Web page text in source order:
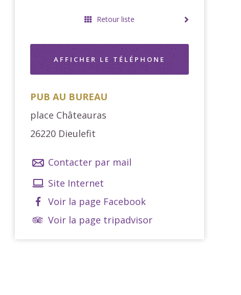
Retour liste
AFFICHER LE TÉLÉPHONE
PUB AU BUREAU
place Châteauras
26220 Dieulefit
Contacter par mail
Site Internet
Voir la page Facebook
Voir la page tripadvisor